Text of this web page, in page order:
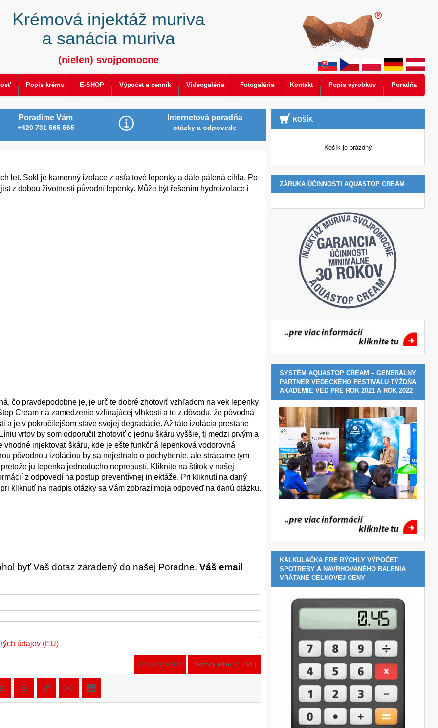
Popis krému E-SHOP Výpočet a cenník Videogaléria Fotogaléria Kontakt Popis výrobkov Poradňa
Krémová injektáž muriva
a sanácia muriva
(nielen) svojpomocne
Poradíme Vám
+420 731 565 565
Internetová poradňa
otázky a odpovede
let. Sokl je kamenný izolace z asfaltové lepenky a dále pálená cihla. Po
z dobou životnosti původní lepenky. Může být řešením hydroizolace i
čo pravdepodobne je, je určite dobré zhotoviť vzhľadom na vek lepenky
Cream na zamedzenie vzlínajúcej vlhkosti a to z dôvodu, že pôvodná
a je v pokročilejšom stave svojej degradácie. Až táto izolácia prestane
vrtov by som odporučil zhotoviť o jednu škáru vyššie, tj medzi prvým a
injektovať škáru, kde je ešte funkčná lepenková vodorovná
pôvodnou izoláciou by sa nejednalo o pochybenie, ale strácame tým
ju lepenka jednoducho neprepustí. Kliknite na štítok v našej
z odpovedí na postup preventívnej injektáže. Pri kliknutí na daný
kliknutí na nadpis otázky sa Vám zobrazí moja odpoveď na danú otázku.
byť Vaš dotaz zaradený do našej Poradne. Váš email
údajov (EU)
Vizuálny editor Textový editor (HTML)
KOŠÍK
Košík je prázdný
ZÁRUKA ÚČINNOSTI AQUASTOP CREAM
SYSTÉM AQUASTOP CREAM – GENERÁLNY
PARTNER VEDECKÉHO FESTIVALU TÝŽDŇA
AKADEMIE VED PRE ROK 2021 A ROK 2022
KALKULAČKA PRE RÝCHLY VÝPOČET
SPOTREBY A NAVRHOVANÉHO BALENIA
VRÁTANE CELKOVEJ CENY